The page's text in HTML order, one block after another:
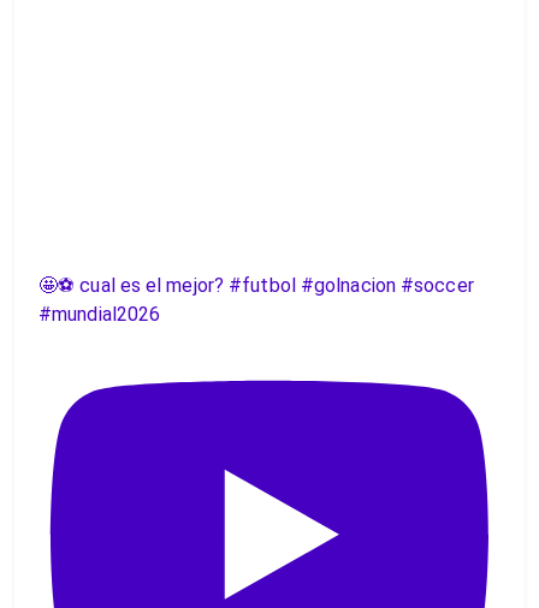
🤩⚽️ cual es el mejor? #futbol #golnacion #soccer
#mundial2026